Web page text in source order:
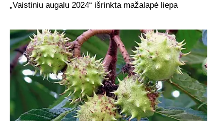
„Vaistiniu augalu 2024“ išrinkta mažalapė liepa